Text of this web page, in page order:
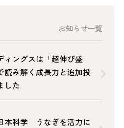
お知らせ一覧
ィングスは「超伸び盛
み解く成長力と追加投
した
本科学 うなぎを活力に